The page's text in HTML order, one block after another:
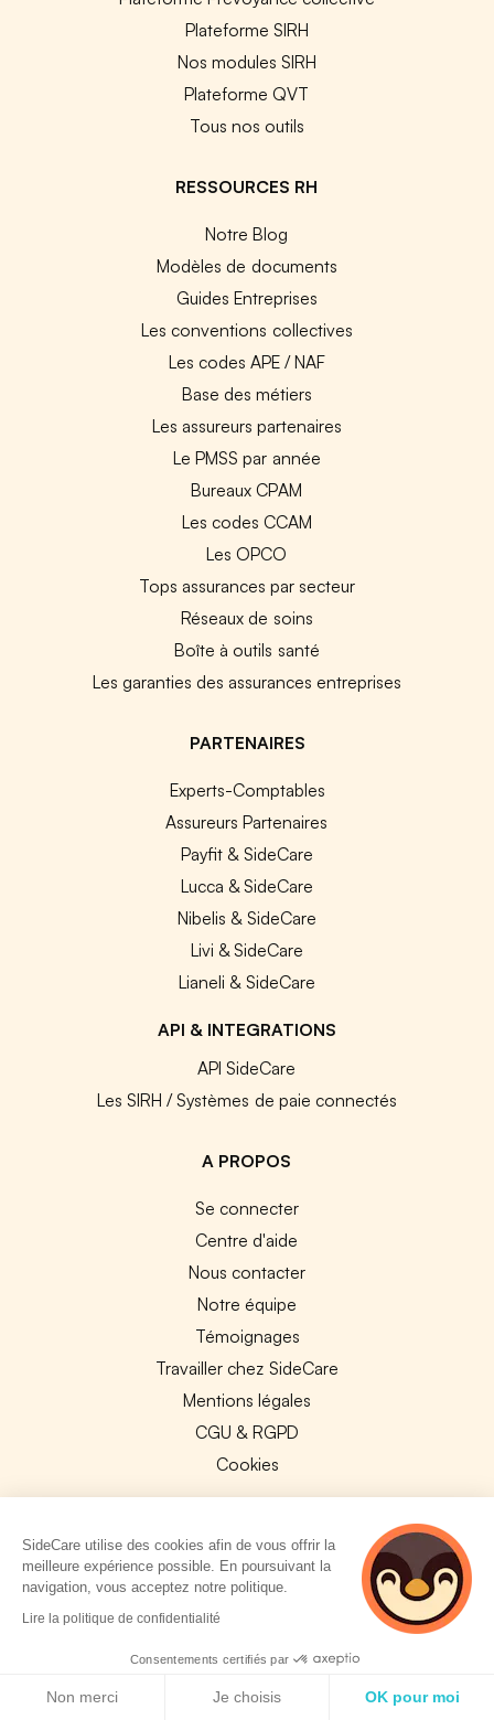
Plateforme SIRH
Nos modules SIRH
Plateforme QVT
Tous nos outils
RESSOURCES RH
Notre Blog
Modèles de documents
Guides Entreprises
Les conventions collectives
Les codes APE / NAF
Base des métiers
Les assureurs partenaires
Le PMSS par année
Bureaux CPAM
Les codes CCAM
Les OPCO
Tops assurances par secteur
Réseaux de soins
Boîte à outils santé
Les garanties des assurances entreprises
PARTENAIRES
Experts-Comptables
Assureurs Partenaires
Payfit & SideCare
Lucca & SideCare
Nibelis & SideCare
Livi & SideCare
Lianeli & SideCare
API & INTEGRATIONS
API SideCare
Les SIRH / Systèmes de paie connectés
A PROPOS
Se connecter
Centre d'aide
Nous contacter
Notre équipe
Témoignages
Travailler chez SideCare
Mentions légales
CGU & RGPD
Cookies
App Store
Google Play
SideCare utilise des cookies afin de vous offrir la
meilleure expérience possible. En poursuivant la
navigation, vous acceptez notre politique.
Lire la politique de confidentialité
Consentements certifiés par
Non merci Je choisis OK pour moi
3 personnes
consultent
actuellement cette